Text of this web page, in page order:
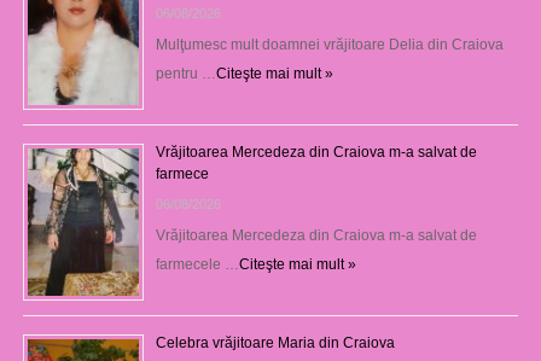
06/08/2026
Mulţumesc mult doamnei vrăjitoare Delia din Craiova
pentru … Citeşte mai mult »
Vrăjitoarea Mercedeza din Craiova m-a salvat de
farmece
06/08/2026
Vrăjitoarea Mercedeza din Craiova m-a salvat de
farmecele … Citeşte mai mult »
Celebra vrăjitoare Maria din Craiova